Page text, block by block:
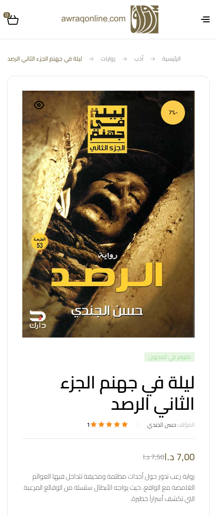
0
الرئيسية أدب روايات ليلة في جهنم الجزء الثاني الرصد
-7%
متوفر في المخزون
ليلة في جهنم الجزء
الثاني الرصد
المؤلف:حسن الجندي 1
7,50د.ا 7,00د.ا
رواية رعب تدور حول أحداث مظلمة ومخيفة تتداخل فيها العوالم
الغامضة مع الواقع، حيث يواجه الأبطال سلسلة من الوقائع المرعبة
التي تكشف أسراراً خطيرة.